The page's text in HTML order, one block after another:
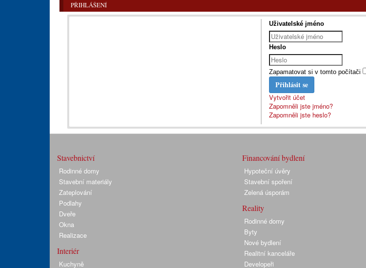
PŘIHLÁŠENÍ
Uživatelské jméno
Heslo
Zapamatovat si v tomto počítači
Přihlásit se
Vytvořit účet
Zapomněli jste jméno?
Zapomněli jste heslo?
Stavebnictví
Rodinné domy
Stavební materiály
Zateplování
Podlahy
Dveře
Okna
Realizace
Interiér
Kuchyně
Financování bydlení
Hypoteční úvěry
Stavební spoření
Zelená úsporám
Reality
Rodinné domy
Byty
Nové bydlení
Realitní kanceláře
Developeři